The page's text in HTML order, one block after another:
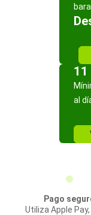
11
al
Pago
Utiliza Apple